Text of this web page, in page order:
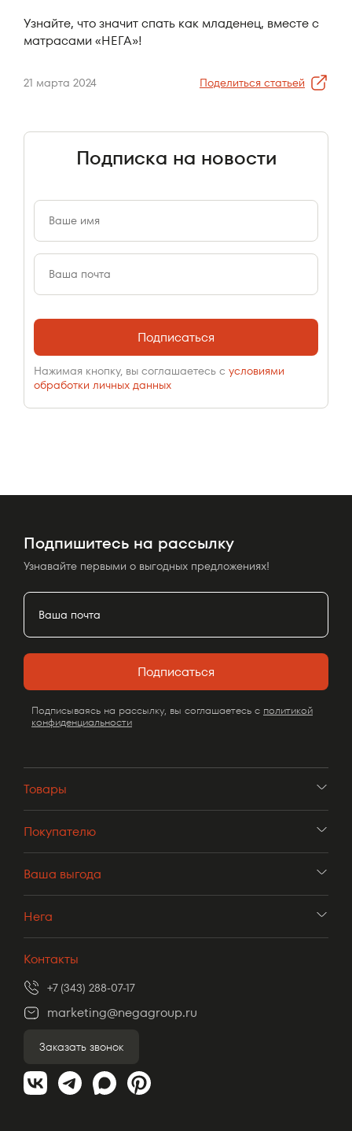
Узнайте, что значит спать как младенец, вместе с
матрасами «НЕГА»!
21 марта 2024 Поделиться статьей
Подписка на новости
Подписаться
Нажимая кнопку, вы соглашаетесь с условиями
обработки личных данных
Подпишитесь на рассылку
Узнавайте первыми о выгодных предложениях!
Подписаться
Подписываясь на рассылку, вы соглашаетесь с политикой
конфиденциальности
Товары
Покупателю
Ваша выгода
Нега
Контакты
+7 (343) 288-07-17
marketing@negagroup.ru
Заказать звонок